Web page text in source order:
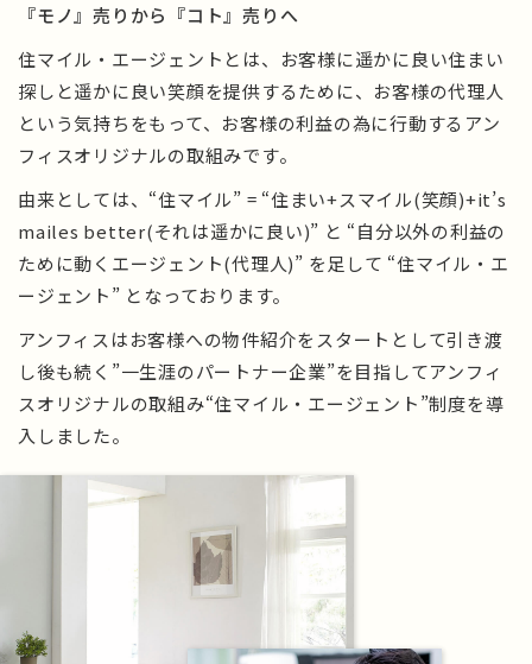
『モノ』売りから『コト』売りへ
住マイル・エージェントとは、お客様に遥かに良い住まい
探しと遥かに良い笑顔を提供するために、お客様の代理人
という気持ちをもって、お客様の利益の為に行動するアン
フィスオリジナルの取組みです。
由来としては、“住マイル” = “住まい+スマイル(笑顔)+it’s
mailes better(それは遥かに良い)” と “自分以外の利益の
ために動くエージェント(代理人)” を足して “住マイル・エ
ージェント” となっております。
アンフィスはお客様への物件紹介をスタートとして引き渡
し後も続く”一生涯のパートナー企業”を目指してアンフィ
スオリジナルの取組み“住マイル・エージェント”制度を導
入しました。